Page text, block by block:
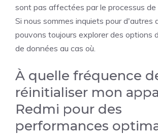
sont pas affectées par le processus de
Si nous sommes inquiets pour d'autres
pouvons toujours explorer des options
de données au cas où.
À quelle fréquence
réinitialiser mon
Redmi pour des
performances